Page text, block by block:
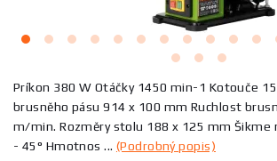
Príkon 380 W Otáčky 1450 min-1 Kotouče
brusněho pásu 914 x 100 mm Ruchlost
m/min. Rozměry stolu 188 x 125 mm Šikme
- 45° Hmotnos ... (Podrobný popis)